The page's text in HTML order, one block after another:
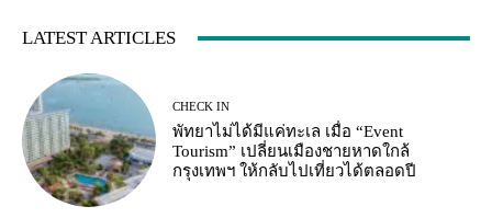
LATEST ARTICLES
CHECK IN
พัทยาไม่ได้มีแค่ทะเล เมื่อ “Event
Tourism” เปลี่ยนเมืองชายหาดใกล้
กรุงเทพฯ ให้กลับไปเที่ยวได้ตลอดปี